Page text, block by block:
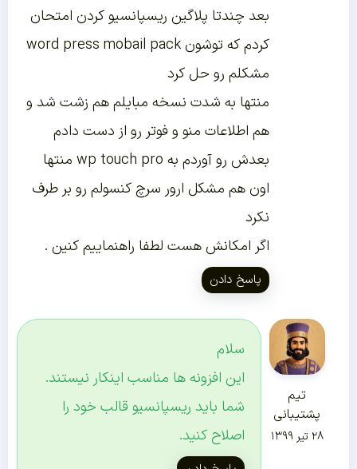
بعد چندتا پلاگین ریسپانسیو کردن امتحان
کردم که توشون word press mobail pack
مشکلم رو حل کرد
منتها به شدت نسخه مبایلم هم زشت شد و
هم اطلاعات منو و فوتر رو از دست دادم
بعدش رو آوردم به wp touch pro منتها
اون هم مشکل ارور سرچ کنسولم رو بر طرف
نکرد
اگر امکانش هست لطفا راهنماییم کنین .
پاسخ دادن
تیم
پشتیبانی
۲۸ تیر ۱۳۹۹
سلام
این افزونه ها مناسب اینکار نیستند.
شما باید ریسپانسیو قالب خود را
اصلاح کنید.